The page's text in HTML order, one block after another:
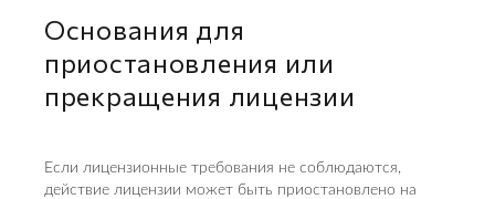
Основания для
приостановления или
прекращения лицензии
Если лицензионные требования не соблюдаются,
действие лицензии может быть приостановлено на